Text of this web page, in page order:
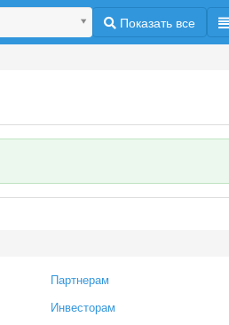
Показать все
Партнерам
Инвесторам